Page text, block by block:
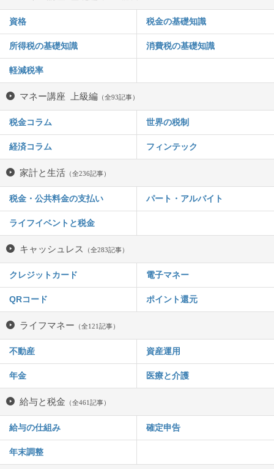
資格 税金の基礎知識
所得税の基礎知識 消費税の基礎知識
軽減税率
マネー講座 上級編 （全93記事）
税金コラム 世界の税制
経済コラム フィンテック
家計と生活 （全236記事）
税金・公共料金の支払い パート・アルバイト
ライフイベントと税金
キャッシュレス （全283記事）
クレジットカード 電子マネー
QRコード ポイント還元
ライフマネー （全121記事）
不動産 資産運用
年金 医療と介護
給与と税金 （全461記事）
給与の仕組み 確定申告
年末調整